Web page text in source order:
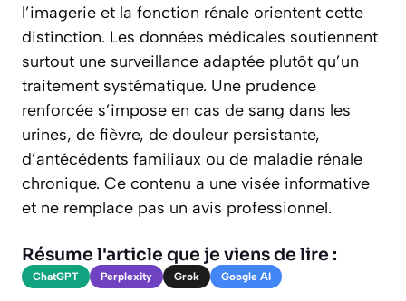
l’imagerie et la fonction rénale orientent cette
distinction. Les données médicales soutiennent
surtout une surveillance adaptée plutôt qu’un
traitement systématique. Une prudence
renforcée s’impose en cas de sang dans les
urines, de fièvre, de douleur persistante,
d’antécédents familiaux ou de maladie rénale
chronique. Ce contenu a une visée informative
et ne remplace pas un avis professionnel.
Résume l'article que je viens de lire :
ChatGPT Perplexity Grok Google AI